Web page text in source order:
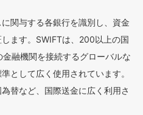
関与する各銀行を識別し、資金
ます。SWIFTは、200以上の国
融機関を接続するグローバルな
として広く使用されています。
替など、国際送金に広く利用さ